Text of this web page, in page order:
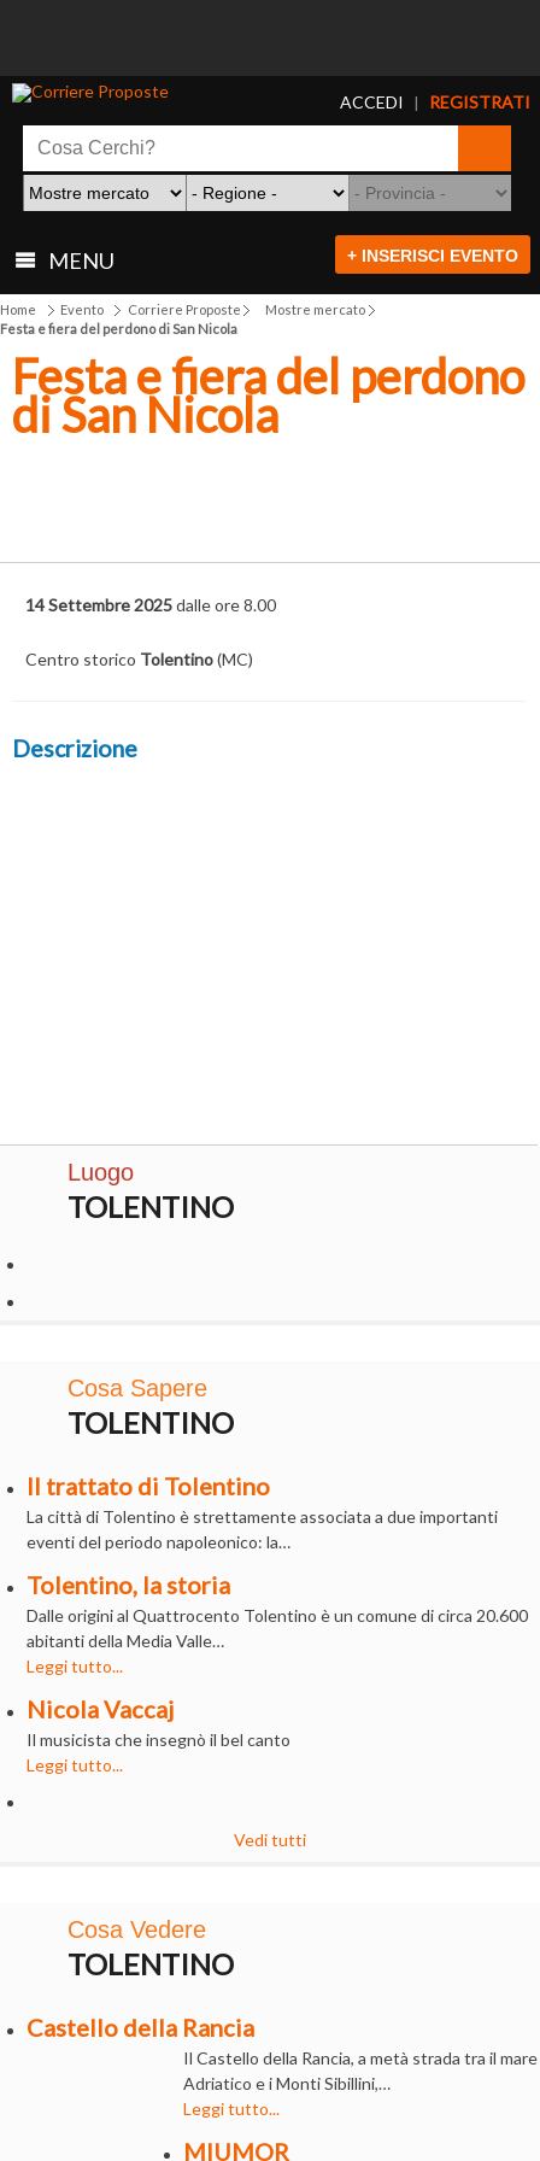
ACCEDI | REGISTRATI
MENU + INSERISCI EVENTO
Home Evento Corriere Proposte
Mostre mercato
Festa e fiera del perdono di San Nicola
Festa e fiera del perdono
di San Nicola
14 Settembre 2025dalle ore 8.00
Centro storico Tolentino(MC)
Descrizione
Luogo
TOLENTINO
Cosa Sapere
TOLENTINO
Il trattato di Tolentino
La città di Tolentino è strettamente associata a due importanti
eventi del periodo napoleonico: la…
Tolentino, la storia
Dalle origini al Quattrocento Tolentino è un comune di circa 20.600
abitanti della Media Valle…
Leggi tutto...
Nicola Vaccaj
Il musicista che insegnò il bel canto
Leggi tutto...
Vedi tutti
Cosa Vedere
TOLENTINO
Castello della Rancia
Il Castello della Rancia, a metà strada tra il mare
Adriatico e i Monti Sibillini,…
Leggi tutto...
MIUMOR